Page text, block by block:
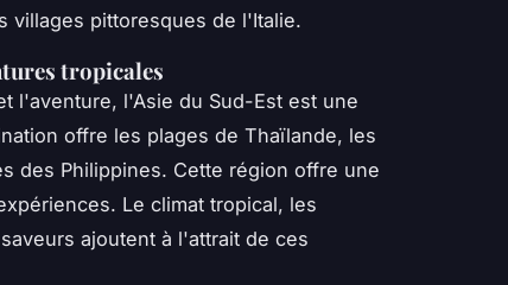
villages pittoresques de l'Italie.
tropicales
l'aventure, l'Asie du Sud-Est est une
offre les plages de Thaïlande, les
des Philippines. Cette région offre une
Le climat tropical, les
ajoutent à l'attrait de ces